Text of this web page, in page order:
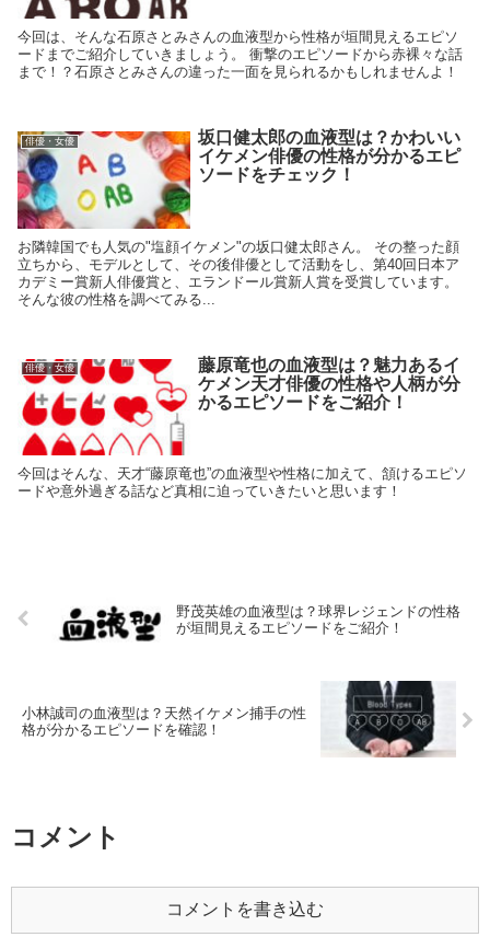
今回は、そんな石原さとみさんの血液型から性格が垣間見えるエピソ
ードまでご紹介していきましょう。 衝撃のエピソードから赤裸々な話
まで！？石原さとみさんの違った一面を見られるかもしれませんよ！
俳優・女優
坂口健太郎の血液型は？かわいい
イケメン俳優の性格が分かるエピ
ソードをチェック！
お隣韓国でも人気の"塩顔イケメン"の坂口健太郎さん。 その整った顔
立ちから、モデルとして、その後俳優として活動をし、第40回日本ア
カデミー賞新人俳優賞と、エランドール賞新人賞を受賞しています。
そんな彼の性格を調べてみる...
俳優・女優
藤原竜也の血液型は？魅力あるイ
ケメン天才俳優の性格や人柄が分
かるエピソードをご紹介！
今回はそんな、天才“藤原竜也”の血液型や性格に加えて、頷けるエピソ
ードや意外過ぎる話など真相に迫っていきたいと思います！
野茂英雄の血液型は？球界レジェンドの性格
が垣間見えるエピソードをご紹介！
小林誠司の血液型は？天然イケメン捕手の性
格が分かるエピソードを確認！
コメント
コメントを書き込む